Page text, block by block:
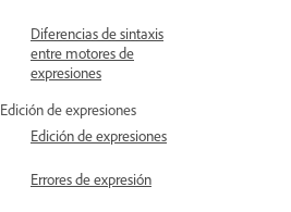
Diferencias de sintaxis
entre motores de
expresiones
Edición de expresiones
Edición de expresiones
Errores de expresión